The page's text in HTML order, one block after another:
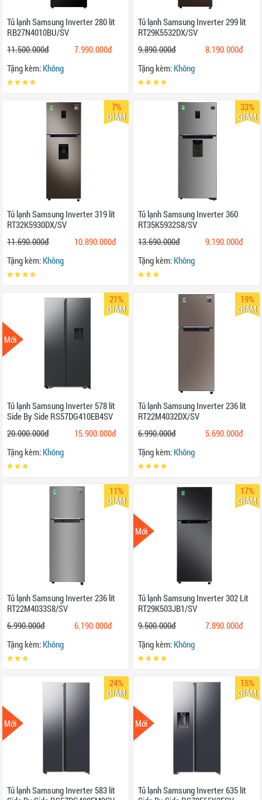
Tủ lạnh Samsung Inverter 280 lít
RB27N4010BU/SV
11.500.000đ
7.990.000đ
Tặng kèm: Không
Tủ lạnh Samsung Inverter 299 lít
RT29K5532DX/SV
9.890.000đ
8.190.000đ
Tặng kèm: Không
Tủ lạnh Samsung Inverter 319 lít
RT32K5930DX/SV
11.690.000đ
10.890.000đ
Tặng kèm: Không
7%
GIẢM
Tủ lạnh Samsung Inverter 360
RT35K5932S8/SV
13.690.000đ
9.190.000đ
Tặng kèm: Không
33%
GIẢM
Tủ lạnh Samsung Inverter 578 lít
Side By Side RS57DG410EB4SV
20.000.000đ
15.900.000đ
Tặng kèm: Không
Mới
21%
GIẢM
Tủ lạnh Samsung Inverter 236 lít
RT22M4032DX/SV
6.990.000đ
5.690.000đ
Tặng kèm: Không
19%
GIẢM
Tủ lạnh Samsung Inverter 236 lít
RT22M4033S8/SV
6.990.000đ
6.190.000đ
Tặng kèm: Không
11%
GIẢM
Tủ lạnh Samsung Inverter 302 Lít
RT29K503JB1/SV
9.500.000đ
7.890.000đ
Tặng kèm: Không
Mới
17%
GIẢM
Tủ lạnh Samsung Inverter 583 lít
Mới
24%
GIẢM
Tủ lạnh Samsung Inverter 635 lít
Mới
15%
GIẢM